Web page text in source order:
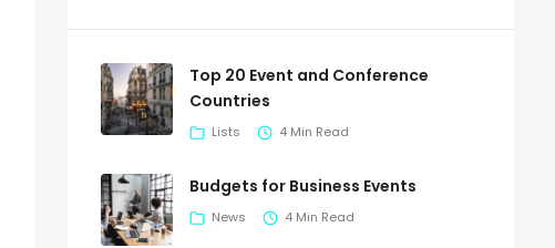
Top 20 Event and Conference
Countries
Lists 4 Min Read
Budgets for Business Events
News 4 Min Read